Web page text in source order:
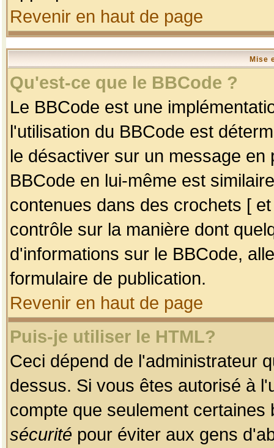
Revenir en haut de page
Mise
Qu'est-ce que le BBCode ?
Le BBCode est une
l'utilisation du BBCode est
le désactiver sur un message
BBCode en lui-même est
contenues dans des crochets [
contrôle sur la manière dont
d'informations sur le BBCode,
formulaire de publication.
Revenir en haut de page
Puis-je utiliser le HTML?
Ceci dépend de l'administrateur
dessus. Si vous êtes autorisé à
compte que seulement
sécurité pour éviter aux gens